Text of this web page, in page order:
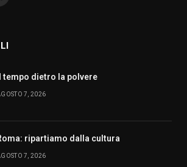
Il tempo dietro la polvere
7, 2026
ripartiamo dalla cultura
7, 2026